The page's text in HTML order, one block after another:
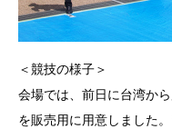
＜競技の様子＞
会場では、前日に台湾か
を販売用に用意しました